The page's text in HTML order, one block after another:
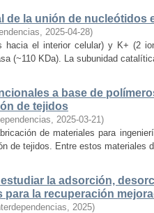
la unión de nucleótidos
, 2025-04-28)
hacia el interior celular) y K+ (2
(~110 KDa). La subunidad
a base de
de tejidos
, 2025-03-21)
de materiales para
de tejidos. Entre estos materiales
la adsorción,
la recuperación
, 2025)